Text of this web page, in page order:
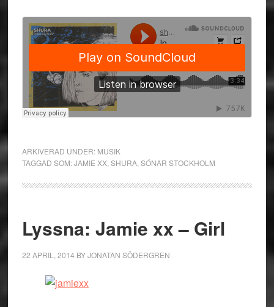
ARKIVERAD UNDER: MUSIK
TAGGAD SOM:JAMIE XX, SHURA, SÓNAR STOCKHOLM
Lyssna: Jamie xx – Girl
22 APRIL, 2014 BYJONATAN SÖDERGREN